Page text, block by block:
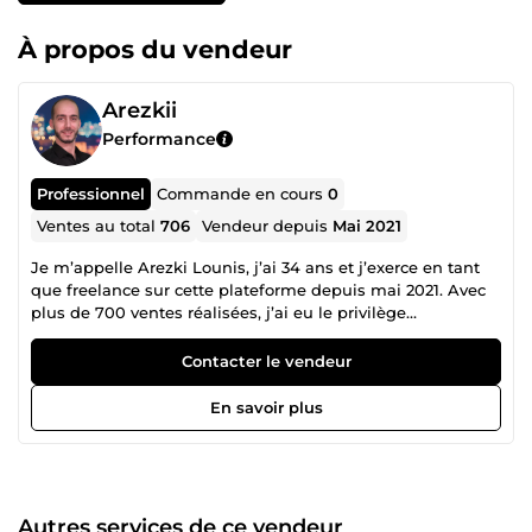
À propos du vendeur
Arezkii
Performance
Professionnel Commande en cours0
Ventes au total706 Vendeur depuis Mai 2021
Je m’appelle Arezki Lounis, j’ai 34 ans et j’exerce en tant
que freelance sur cette plateforme depuis mai 2021. Avec
plus de 700 ventes réalisées, j’ai eu le privilège
d’accompagner des dizaines de clients dans le
développement de leur business en ligne. Au fil de ces
années, j’ai identifié les principales problématiques
rencontrées par mes clients (acquisition, conversion,
fidélisation) et aujourd’hui, je propose une gamme élargie
marketing digital, SEO et tunnels de vente ✅ Des solutions
Contacter le vendeur
En savoir plus